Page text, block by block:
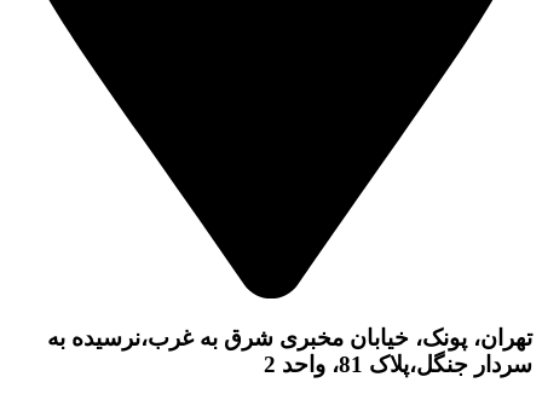
تهران، پونک، خیابان مخبری شرق به غرب،نرسیده به
سردار جنگل،پلاک 81، واحد 2